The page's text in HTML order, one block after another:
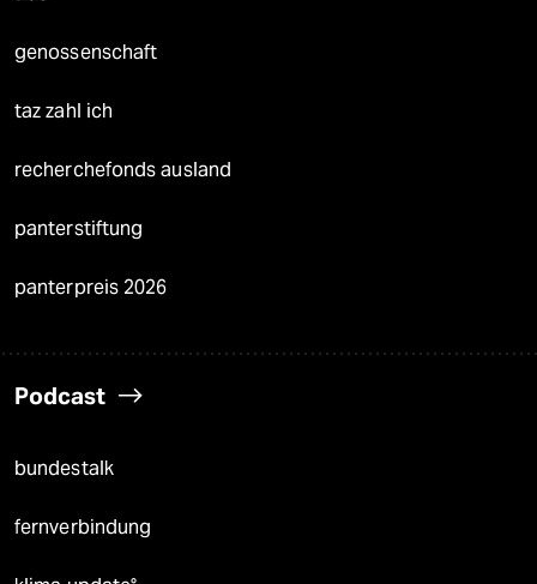
genossenschaft
taz zahl ich
recherchefonds ausland
panterstiftung
panterpreis 2026
Podcast
bundestalk
fernverbindung